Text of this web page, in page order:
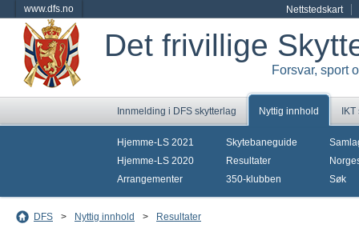
www.dfs.no Nettstedskart
Det frivillige
Forsvar, sport
Innmelding i DFS skytterlag Nyttig innhold
Hjemme-LS 2021
Hjemme-LS 2020
Arrangementer
Skytebaneguide
Resultater
350-klubben
Søk
DFS > Nyttig innhold > Resultater